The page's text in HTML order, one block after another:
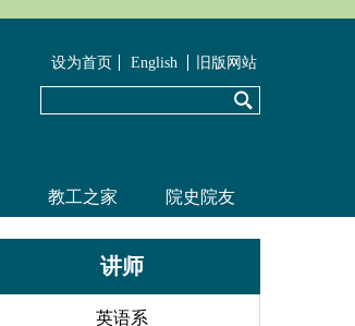
设为首页 English 旧版网站
教工之家 院史院友
讲师
英语系